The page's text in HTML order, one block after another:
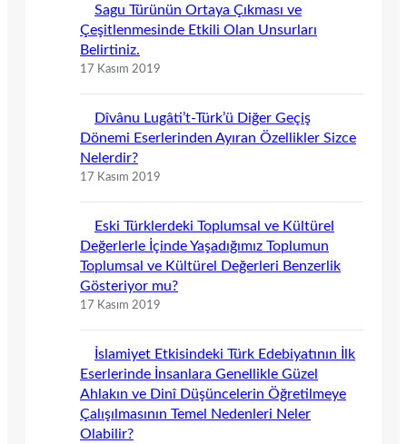
Sagu Türünün Ortaya Çıkması ve
Çeşitlenmesinde Etkili Olan Unsurları
Belirtiniz.
17 Kasım 2019
Dîvânu Lugâti’t-Türk’ü Diğer Geçiş
Dönemi Eserlerinden Ayıran Özellikler Sizce
Nelerdir?
17 Kasım 2019
Eski Türklerdeki Toplumsal ve Kültürel
Değerlerle İçinde Yaşadığımız Toplumun
Toplumsal ve Kültürel Değerleri Benzerlik
Gösteriyor mu?
17 Kasım 2019
İslamiyet Etkisindeki Türk Edebiyatının İlk
Eserlerinde İnsanlara Genellikle Güzel
Ahlakın ve Dinî Düşüncelerin Öğretilmeye
Çalışılmasının Temel Nedenleri Neler
Olabilir?